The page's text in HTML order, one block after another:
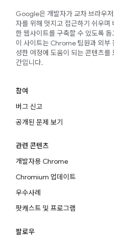
Google은 개발자가 교차 브라우
자를 위해 멋지고 접근하기 쉬우며
한 웹사이트를 구축할 수 있도록
이 사이트는 Chrome 팀원과 외부
성한 여정에 도움이 되는 콘텐츠를
간입니다.
참여
버그 신고
공개된 문제 보기
관련 콘텐츠
개발자용 Chrome
Chromium 업데이트
우수사례
팟캐스트 및 프로그램
팔로우